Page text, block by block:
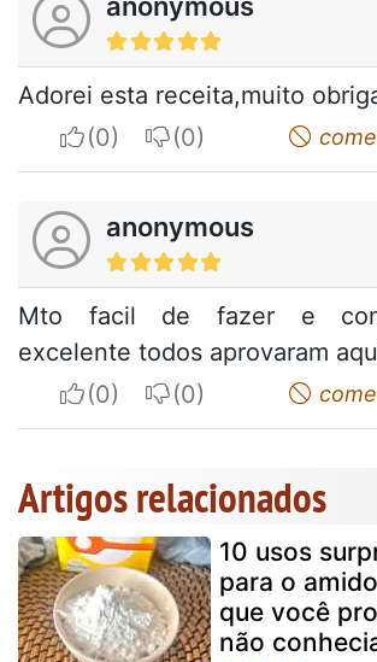
Adorei esta receita,muito
I apreciateI do not
anonymous
Mto facil de fazer e
excelente todos aprovaram
I apreciateI do not
Artigos relacionados
10 usos
para o
que você
não